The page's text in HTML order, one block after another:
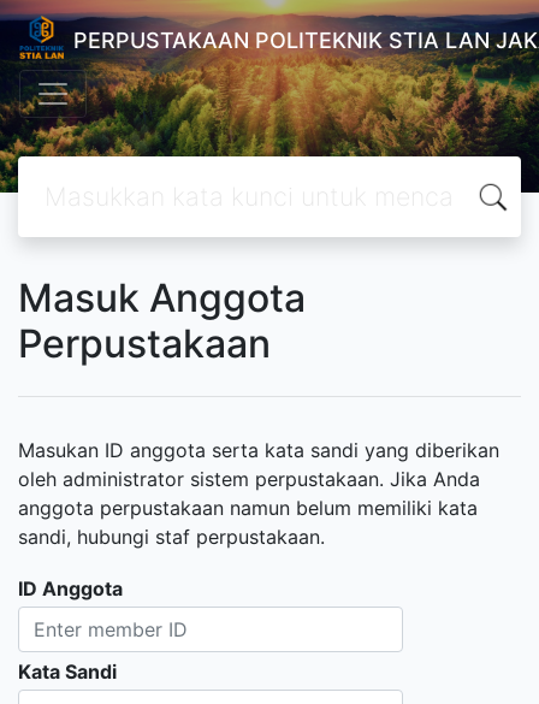
PERPUSTAKAAN POLITEKNIK STIA LAN
Masuk Anggota
Perpustakaan
Masukan ID anggota serta kata sandi yang diberikan
oleh administrator sistem perpustakaan. Jika Anda
anggota perpustakaan namun belum memiliki kata
sandi, hubungi staf perpustakaan.
ID Anggota
Kata Sandi